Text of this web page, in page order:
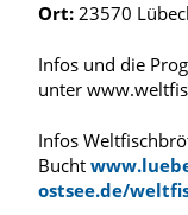
Ort: 23570
Infos und die
unter
Infos
Bucht
ostsee.de/